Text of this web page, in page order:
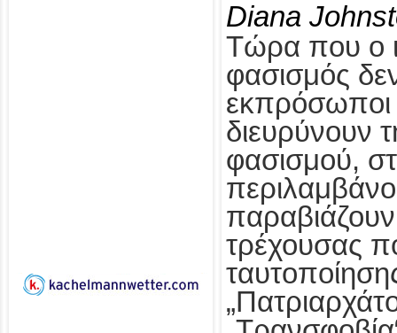
Diana
Τώρα που ο
φασισμός
εκπρόσωποι
διευρύνουν
φασισμού,
τρέχουσας